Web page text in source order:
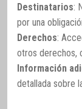
Destinatarios:
por una
Derechos:
otros derechos,
Información
detallada sobre